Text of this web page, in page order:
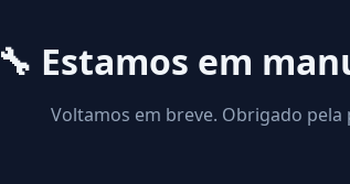
🔧 Estamos em
Voltamos em breve. Obrigado pela